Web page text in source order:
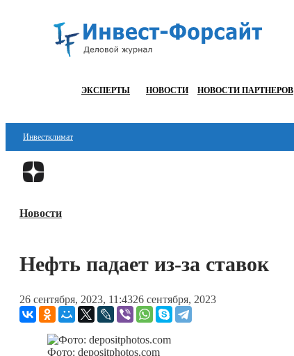
ЭКСПЕРТЫ НОВОСТИ НОВОСТИ ПАРТНЕРОВ
Инвестклимат
Финансы
Блокчейн
Технологии
ESG
Новости
Нефть падает из-за ставок
26 сентября, 2023, 11:4326 сентября, 2023
Фото: depositphotos.com